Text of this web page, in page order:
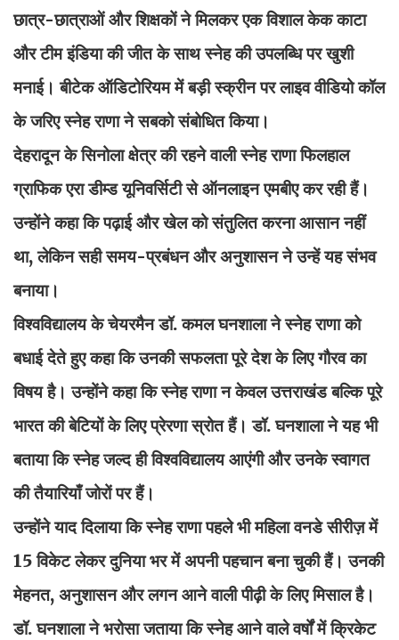
छात्र-छात्राओं और शिक्षकों ने मिलकर एक विशाल केक काटा
और टीम इंडिया की जीत के साथ स्नेह की उपलब्धि पर खुशी
मनाई। बीटेक ऑडिटोरियम में बड़ी स्क्रीन पर लाइव वीडियो कॉल
के जरिए स्नेह राणा ने सबको संबोधित किया।
देहरादून के सिनोला क्षेत्र की रहने वाली स्नेह राणा फिलहाल
ग्राफिक एरा डीम्ड यूनिवर्सिटी से ऑनलाइन एमबीए कर रही हैं।
उन्होंने कहा कि पढ़ाई और खेल को संतुलित करना आसान नहीं
था, लेकिन सही समय-प्रबंधन और अनुशासन ने उन्हें यह संभव
बनाया।
विश्वविद्यालय के चेयरमैन डॉ. कमल घनशाला ने स्नेह राणा को
बधाई देते हुए कहा कि उनकी सफलता पूरे देश के लिए गौरव का
विषय है। उन्होंने कहा कि स्नेह राणा न केवल उत्तराखंड बल्कि पूरे
भारत की बेटियों के लिए प्रेरणा स्रोत हैं। डॉ. घनशाला ने यह भी
बताया कि स्नेह जल्द ही विश्वविद्यालय आएंगी और उनके स्वागत
की तैयारियाँ जोरों पर हैं।
उन्होंने याद दिलाया कि स्नेह राणा पहले भी महिला वनडे सीरीज़ में
15 विकेट लेकर दुनिया भर में अपनी पहचान बना चुकी हैं। उनकी
मेहनत, अनुशासन और लगन आने वाली पीढ़ी के लिए मिसाल है।
डॉ. घनशाला ने भरोसा जताया कि स्नेह आने वाले वर्षों में क्रिकेट